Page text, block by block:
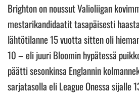
Brighton on noussut Valioliigan
mestarikandidaatit tasapäisesti
lähtötilanne 15 vuotta sitten oli
10 – eli juuri Bloomin hypätessä
päätti sesonkinsa Englannin
sarjatasolla eli League Onessa sijalle